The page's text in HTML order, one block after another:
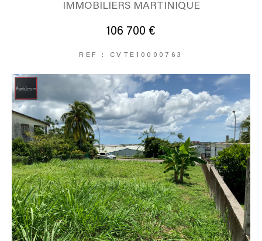
IMMOBILIERS MARTINIQUE
106 700 €
REF : CVTE10000763